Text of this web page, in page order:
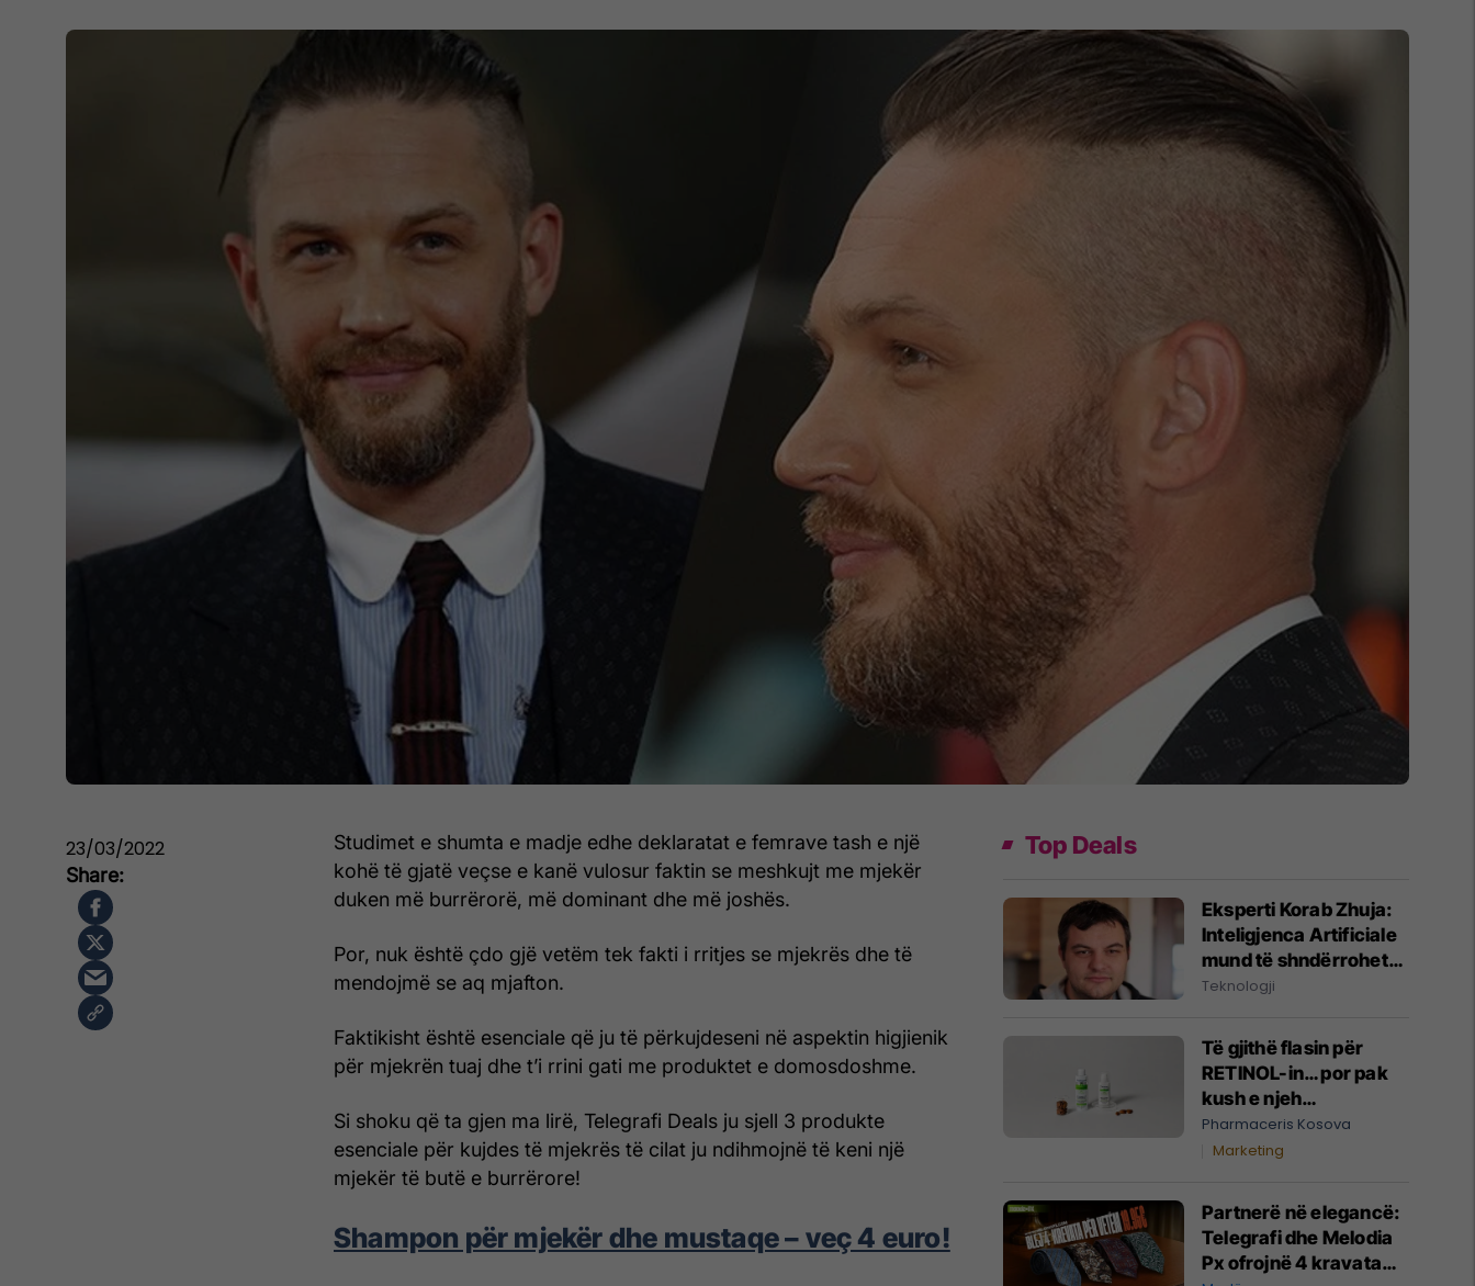
Studimet e shumta e madje edhe deklaratat e femrave tash e një
kohë të gjatë veçse e kanë vulosur faktin se meshkujt me mjekër
duken më burrërorë, më dominant dhe më joshës.
Por, nuk është çdo gjë vetëm tek fakti i rritjes se mjekrës dhe të
mendojmë se aq mjafton.
Faktikisht është esenciale që ju të përkujdeseni në aspektin higjienik
për mjekrën tuaj dhe t’i rrini gati me produktet e domosdoshme.
Si shoku që ta gjen ma lirë, Telegrafi Deals ju sjell 3 produkte
esenciale për kujdes të mjekrës të cilat ju ndihmojnë të keni një
mjekër të butë e burrërore!
Shampon për mjekër dhe mustaqe – veç 4 euro!
23/03/2022 Top Deals
Eksperti Korab Zhuja:
Inteligjenca Artificiale
mund të shndërrohet
në motor të
administratës publike
në Kosovë
Teknologji
Të gjithë flasin për
RETINOL-in… por pak
kush e njeh
alternativën më të butë
që po fiton terren në
Pharmaceris Kosova
Marketing
Partnerë në elegancë:
Telegrafi dhe Melodia
Px ofrojnë 4 kravata